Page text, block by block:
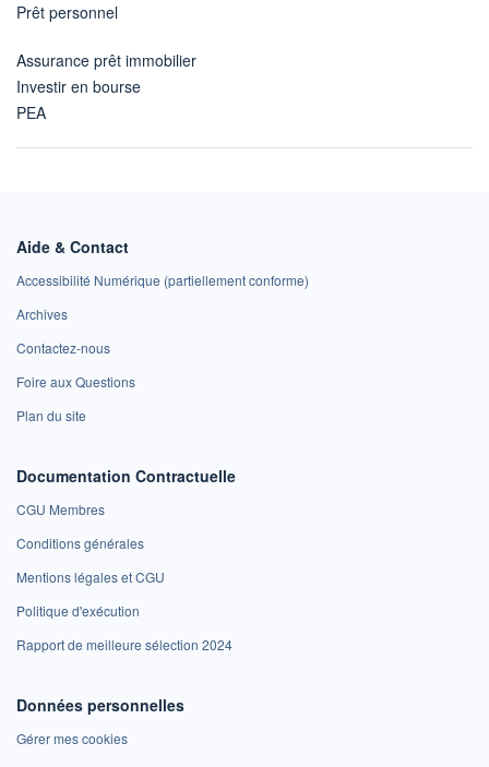
Prêt personnel
Assurance prêt immobilier
Investir en bourse
PEA
Aide & Contact
Accessibilité Numérique (partiellement conforme)
Archives
Contactez-nous
Foire aux Questions
Plan du site
Documentation Contractuelle
CGU Membres
Conditions générales
Mentions légales et CGU
Politique d'exécution
Rapport de meilleure sélection 2024
Données personnelles
Gérer mes cookies